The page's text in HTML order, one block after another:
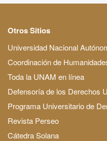
Otros Sitios
Universidad Nacional
Coordinación de
Toda la UNAM en línea
Defensoría de los Derechos
Programa Universitario de
Revista Perseo
Cátedra Solana